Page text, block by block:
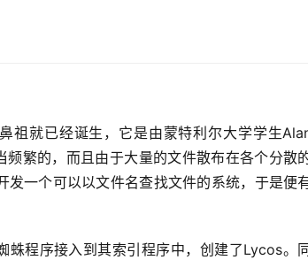
祖就已经诞生，它是由蒙特利尔大学学生
繁的，而且由于大量的文件散布在各个分散
一个可以以文件名查找文件的系统，于是便
程序接入到其索引程序中，创建了Lycos。